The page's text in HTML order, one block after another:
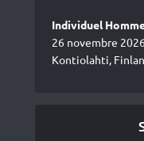
Individuel
26 novembre
Kontiolahti,